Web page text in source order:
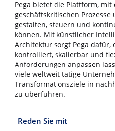
Pega bietet die Plattform,
geschäftskritischen Prozesse
gestalten, steuern und
können. Mit künstlicher
Architektur sorgt Pega dafür,
kontrolliert, skalierbar und
Anforderungen anpassen
viele weltweit tätige
Transformationsziele in
zu überführen.
Reden Sie mit